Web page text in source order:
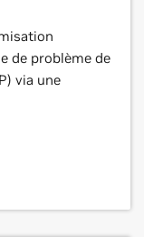
de problème de
via une